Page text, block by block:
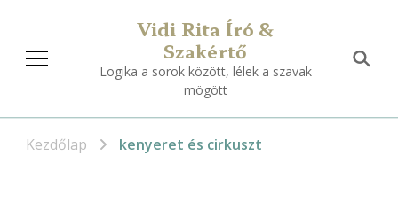
Vidi Rita Író &
Szakértő
Logika a sorok között, lélek a szavak
mögött
Kezdőlap kenyeret és cirkuszt